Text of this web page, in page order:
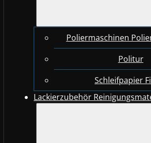
Poliermaschinen
Politur
Schleifpapier
Lackierzubehör